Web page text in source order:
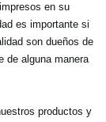
en su
es importante si
son dueños de
de alguna manera
productos y